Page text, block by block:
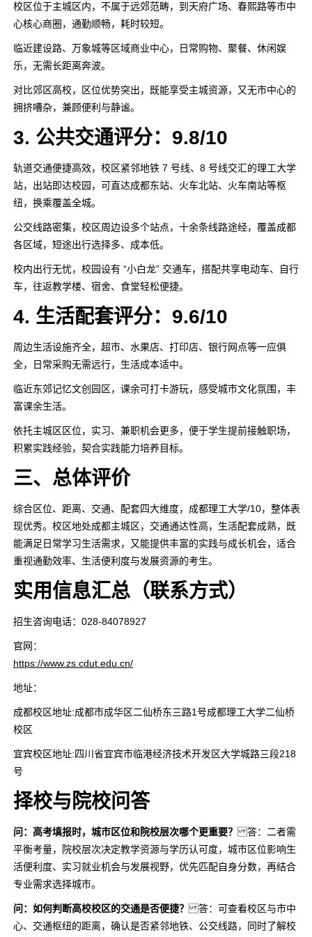
校区位于主城区内，不属于远郊范畴，到天府广场、春熙路等市中
心核心商圈，通勤顺畅，耗时较短。
临近建设路、万象城等区域商业中心，日常购物、聚餐、休闲娱
乐，无需长距离奔波。
对比郊区高校，区位优势突出，既能享受主城资源，又无市中心的
拥挤嘈杂，兼顾便利与静谧。
3. 公共交通评分：9.8/10
轨道交通便捷高效，校区紧邻地铁 7 号线、8 号线交汇的理工大学
站，出站即达校园，可直达成都东站、火车北站、火车南站等枢
纽，换乘覆盖全城。
公交线路密集，校区周边设多个站点，十余条线路途经，覆盖成都
各区域，短途出行选择多、成本低。
校内出行无忧，校园设有 “小白龙” 交通车，搭配共享电动车、自行
车，往返教学楼、宿舍、食堂轻松便捷。
4. 生活配套评分：9.6/10
周边生活设施齐全，超市、水果店、打印店、银行网点等一应俱
全，日常采购无需远行，生活成本适中。
临近东郊记忆文创园区，课余可打卡游玩，感受城市文化氛围，丰
富课余生活。
依托主城区区位，实习、兼职机会更多，便于学生提前接触职场，
积累实践经验，契合实践能力培养目标。
三、总体评价
综合区位、距离、交通、配套四大维度，成都理工大学/10，整体表
现优秀。校区地处成都主城区，交通通达性高，生活配套成熟，既
能满足日常学习生活需求，又能提供丰富的实践与成长机会，适合
重视通勤效率、生活便利度与发展资源的考生。
实用信息汇总（联系方式）
招生咨询电话：028-84078927
官网：
https://www.zs.cdut.edu.cn/
地址：
成都校区地址:成都市成华区二仙桥东三路1号成都理工大学二仙桥
校区
宜宾校区地址:四川省宜宾市临港经济技术开发区大学城路三段218
号
择校与院校问答
问：高考填报时，城市区位和院校层次哪个更重要？ 答：二者需
平衡考量，院校层次决定教学资源与学历认可度，城市区位影响生
活便利度、实习就业机会与发展视野，优先匹配自身分数，再结合
专业需求选择城市。
问：如何判断高校校区的交通是否便捷？ 答：可查看校区与市中
心、交通枢纽的距离，确认是否紧邻地铁、公交线路，同时了解校